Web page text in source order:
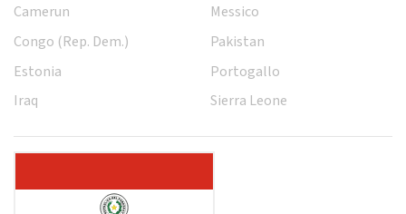
Camerun
Congo (Rep. Dem.)
Estonia
Iraq
Messico
Pakistan
Portogallo
Sierra Leone